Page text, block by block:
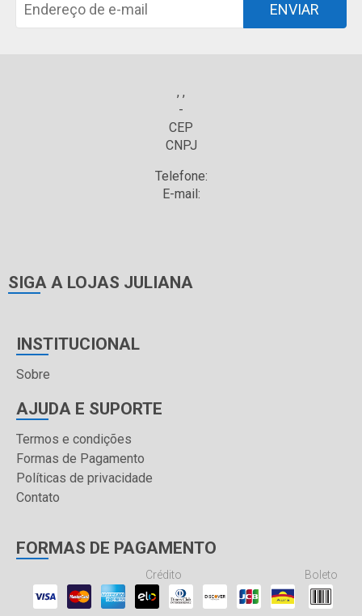
ENVIAR
, ,
-
CEP
CNPJ
Telefone:
E-mail:
SIGA A LOJAS JULIANA
INSTITUCIONAL
Sobre
AJUDA E SUPORTE
Termos e condições
Formas de Pagamento
Políticas de privacidade
Contato
FORMAS DE PAGAMENTO
Crédito Boleto